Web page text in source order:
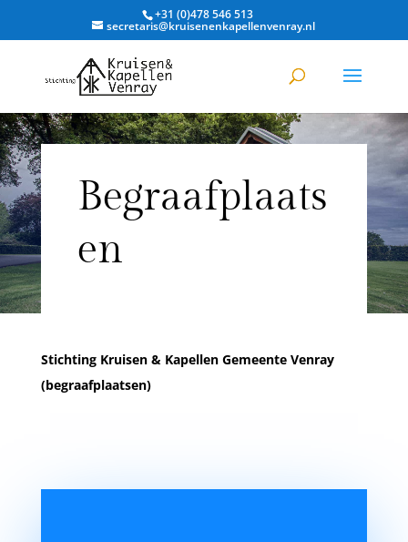
+31 (0)478 546 513
secretaris@kruisenenkapellenvenray.nl
Begraafplaats
en
Stichting Kruisen & Kapellen Gemeente Venray
(begraafplaatsen)